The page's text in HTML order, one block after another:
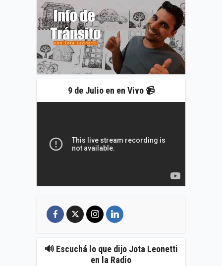
9 de Julio en en Vivo 📹
🔊 Escuchá lo que dijo Jota Leonetti
en la Radio